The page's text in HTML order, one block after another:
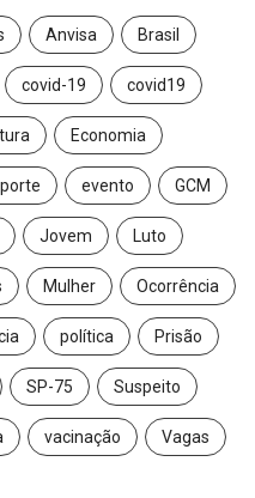
Anvisa Brasil
covid-19 covid19
Economia
evento GCM
Jovem Luto
Mulher Ocorrência
política Prisão
SP-75 Suspeito
vacinação Vagas